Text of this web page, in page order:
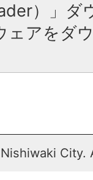
）」ダ
ェアをダ
City.